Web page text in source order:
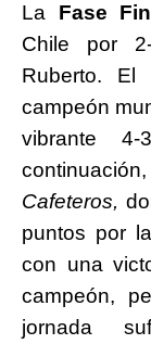
La Fase
Chile por
Ruberto. El
campeón
vibrante
Cafeteros,
puntos por
con una
campeón,
jornada